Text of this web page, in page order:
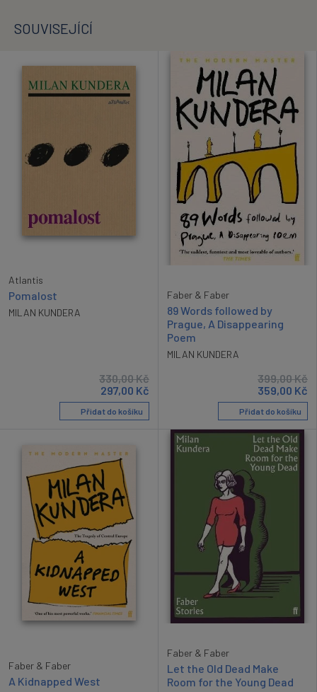
SOUVISEJÍCÍ
Atlantis
Pomalost
MILAN KUNDERA
330,00Kč
297,00 Kč
Přidat do košíku
Faber & Faber
89 Words followed by
Prague, A Disappearing
Poem
MILAN KUNDERA
399,00Kč
359,00 Kč
Přidat do košíku
Faber & Faber
A Kidnapped West
Faber & Faber
Let the Old Dead Make
Room for the Young Dead